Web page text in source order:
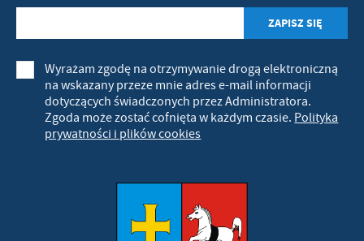
Wyrażam zgodę na otrzymywanie drogą elektroniczną
na wskazany przeze mnie adres e-mail informacji
dotyczących świadczonych przez Administratora.
Zgoda może zostać cofnięta w każdym czasie. Polityka
prywatności i plików cookies